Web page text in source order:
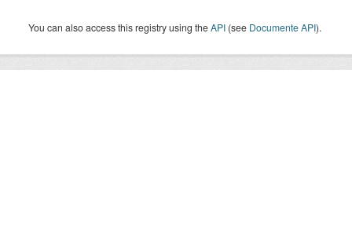
You can also access this registry using theAPI (see Documente API).